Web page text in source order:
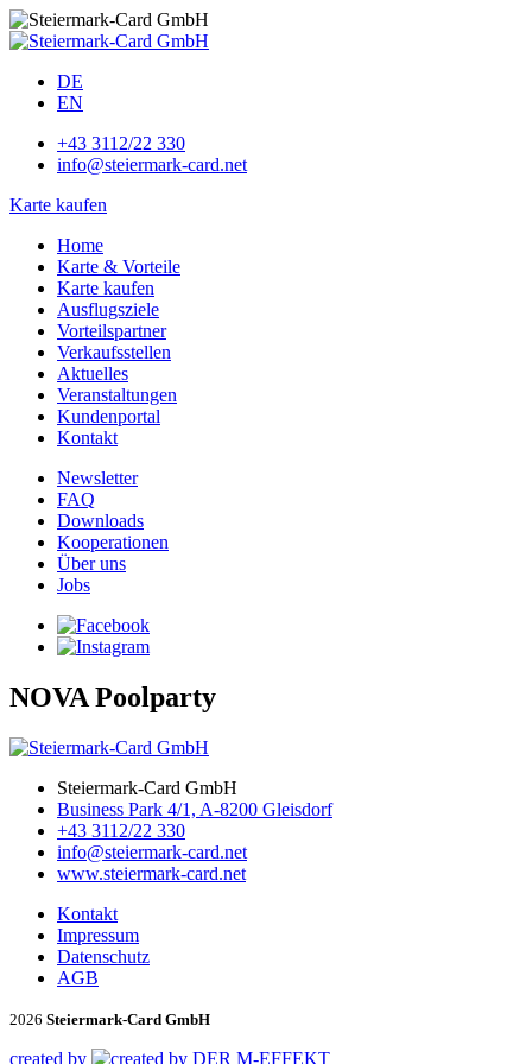
DE
EN
+43 3112/22 330
info@steiermark-card.net
Karte kaufen
Home
Karte & Vorteile
Karte kaufen
Ausflugsziele
Vorteilspartner
Verkaufsstellen
Aktuelles
Veranstaltungen
Kundenportal
Kontakt
Newsletter
FAQ
Downloads
Kooperationen
Über uns
Jobs
NOVA Poolparty
Steiermark-Card GmbH
Business Park 4/1, A-8200 Gleisdorf
+43 3112/22 330
info@steiermark-card.net
www.steiermark-card.net
Kontakt
Impressum
Datenschutz
AGB
2026 Steiermark-Card GmbH
created by